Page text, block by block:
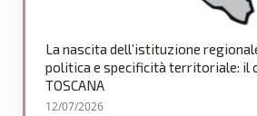
La nascita dell’istituzione
politica e specificità territoriale: il
TOSCANA
12/07/2026